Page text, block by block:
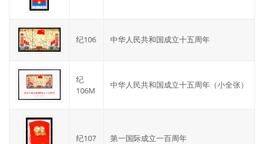
纪106 中华人民共和国成立十五周年
纪
106M
中华人民共和国成立十五周年（小全张）
纪107 第一国际成立一百周年